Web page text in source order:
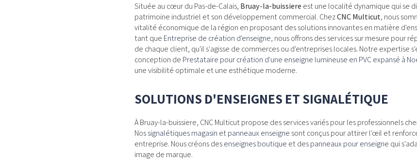
Située au cœur du Pas-de-Calais, Bruay-la-buissiere est une localité dynamique qui se
patrimoine industriel et son développement commercial. ChezCNC Multicut, nous
vitalité économique de la région en proposant des solutions innovantes en matière
tant que Entreprise de création d'enseigne, nous offrons des services sur mesure pour
de chaque client, qu'il s'agisse de commerces ou d'entreprises locales. Notre expertise
conception de Prestataire pour création d'une enseigne lumineuse en PVC expansé à
une visibilité optimale et une esthétique moderne.
SOLUTIONS D'ENSEIGNES ET SIGNALÉTIQUE
À Bruay-la-buissiere, CNC Multicut propose des services variés pour les professionnels
Nossignalétiques magasin etpanneaux enseigne sont conçus pour attirer l'œil et
entreprise. Nous créons desenseignes boutique et despanneaux pour enseigne qui
image de marque.